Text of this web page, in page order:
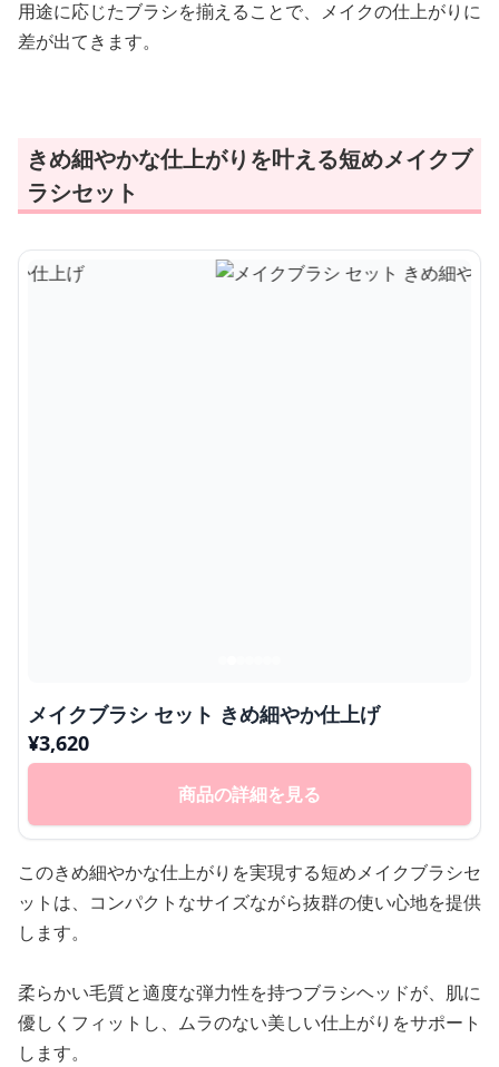
用途に応じたブラシを揃えることで、メイクの仕上がりに
差が出てきます。
きめ細やかな仕上がりを叶える短めメイクブ
ラシセット
メイクブラシ セット きめ細やか仕上げ
¥3,620
商品の詳細を見る
このきめ細やかな仕上がりを実現する短めメイクブラシセ
ットは、コンパクトなサイズながら抜群の使い心地を提供
します。
柔らかい毛質と適度な弾力性を持つブラシヘッドが、肌に
優しくフィットし、ムラのない美しい仕上がりをサポート
します。